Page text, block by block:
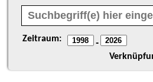
Zeitraum: -